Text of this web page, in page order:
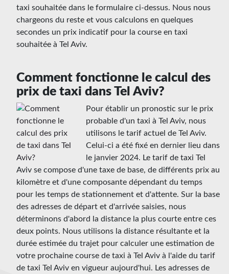
taxi souhaitée dans le formulaire ci-dessus. Nous nous
chargeons du reste et vous calculons en quelques
secondes un prix indicatif pour la course en taxi
souhaitée à Tel Aviv.
Comment fonctionne le calcul des
prix de taxi dans Tel Aviv?
Pour établir un pronostic sur le prix
probable d'un taxi à Tel Aviv, nous
utilisons le tarif actuel de Tel Aviv.
Celui-ci a été fixé en dernier lieu dans
le janvier 2024. Le tarif de taxi Tel
Aviv se compose d'une taxe de base, de différents prix au
kilomètre et d'une composante dépendant du temps
pour les temps de stationnement et d'attente. Sur la base
des adresses de départ et d'arrivée saisies, nous
déterminons d'abord la distance la plus courte entre ces
deux points. Nous utilisons la distance résultante et la
durée estimée du trajet pour calculer une estimation de
votre prochaine course de taxi à Tel Aviv à l'aide du tarif
de taxi Tel Aviv en vigueur aujourd'hui. Les adresses de